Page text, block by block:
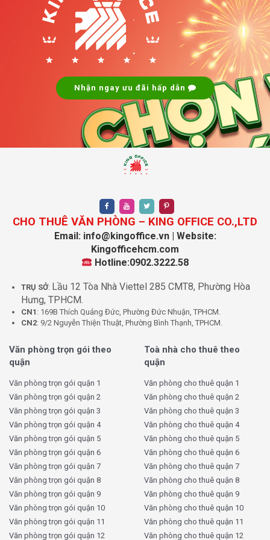
Hòa, Phường 12, Quận Tân Bình
1. Dịch vụ văn phòng PHL Building:
Quản lý tòa nhà chuyên nghiệp:
Đội ngũ nhân viên
quản lý tòa nhà có kinh nghiệm, luôn sẵn sàng hỗ trợ
khách hàng mọi lúc mọi nơi.
Bảo vệ và an ninh 24/7:Hệ thống an ninh được đảm
bảo với bảo vệ trực 24/7, camera giám sát, và các
biện pháp bảo vệ tòa nhà.
Dịch vụ lễ tân:Đội ngũ lễ tân chuyên nghiệp, thân
thiện, luôn hỗ trợ khách hàng trong các công việc hành
Phường 12, Quận Tân Bình
Thang máy tốc độ cao:
Đảm bảo việc di chuyển
nhanh chóng và thuận tiện giữa các tầng.
Hệ thống điều hòa không khí:Đảm bảo không gian
làm việc luôn mát mẻ, dễ chịu.
Internet tốc độ cao và điện thoại:Sẵn có đường
dây internet tốc độ cao và hệ thống điện thoại sẵn
sàng phục vụ.
Hệ thống phòng cháy chữa cháy tự động:Đảm
bảo sự an toàn tuyệt đối cho người sử dụng tòa nhà.
.
.
Nhận ngay ưu đãi hấp dẫn
CHO THUÊ VĂN PHÒNG – KING OFFICE CO.,LTD
Email: info@kingoffice.vn | Website:
Kingofficehcm.com
Hotline:0902.3222.58
TRỤ SỞ: Lầu 12 Tòa Nhà Viettel 285 CMT8, Phường Hòa
Hưng, TPHCM.
CN1 : 169B Thích Quảng Đức, Phường Đức Nhuận, TPHCM.
CN2: 9/2 Nguyễn Thiện Thuật, Phường Bình Thạnh, TPHCM.
Văn phòng trọn gói theo
quận
Văn phòng trọn gói quận 1
Văn phòng trọn gói quận 2
Văn phòng trọn gói quận 3
Văn phòng trọn gói quận 4
Văn phòng trọn gói quận 5
Văn phòng trọn gói quận 6
Văn phòng trọn gói quận 7
Văn phòng trọn gói quận 8
Văn phòng trọn gói quận 9
Văn phòng trọn gói quận 10
Văn phòng trọn gói quận 11
Văn phòng trọn gói quận 12
Toà nhà cho thuê theo
quận
Văn phòng cho thuê quận 1
Văn phòng cho thuê quận 2
Văn phòng cho thuê quận 3
Văn phòng cho thuê quận 4
Văn phòng cho thuê quận 5
Văn phòng cho thuê quận 6
Văn phòng cho thuê quận 7
Văn phòng cho thuê quận 8
Văn phòng cho thuê quận 9
Văn phòng cho thuê quận 10
Văn phòng cho thuê quận 11
Văn phòng cho thuê quận 12